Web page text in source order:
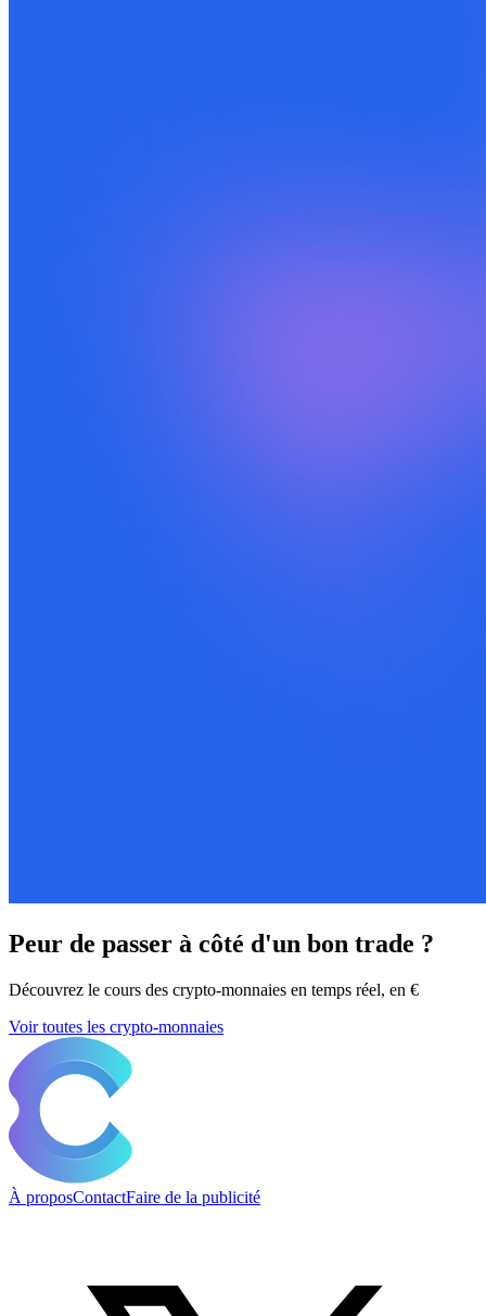
Peur de passer à côté d'un bon trade ?
Découvrez le cours des crypto-monnaies en temps réel, en €
Voir toutes les crypto-monnaies
À proposContactFaire de la publicité